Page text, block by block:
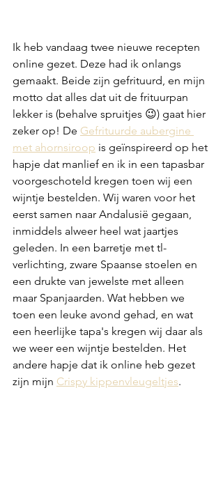
Ik heb vandaag twee nieuwe recepten
online gezet. Deze had ik onlangs
gemaakt. Beide zijn gefrituurd, en mijn
motto dat alles dat uit de frituurpan
lekker is (behalve spruitjes 😉) gaat hier
zeker op! De Gefrituurde aubergine
met ahornsiroop is geïnspireerd op het
hapje dat manlief en ik in een tapasbar
voorgeschoteld kregen toen wij een
wijntje bestelden. Wij waren voor het
eerst samen naar Andalusië gegaan,
inmiddels alweer heel wat jaartjes
geleden. In een barretje met tl-
verlichting, zware Spaanse stoelen en
een drukte van jewelste met alleen
maar Spanjaarden. Wat hebben we
toen een leuke avond gehad, en wat
een heerlijke tapa's kregen wij daar als
we weer een wijntje bestelden. Het
andere hapje dat ik online heb gezet
zijn mijn Crispy kippenvleugeltjes.